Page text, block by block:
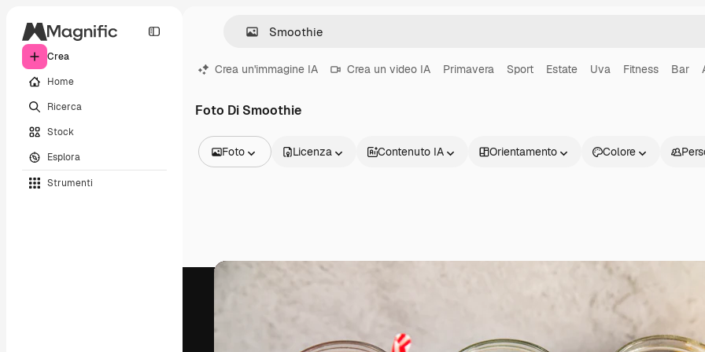
Crea
Home
Ricerca
Stock
Esplora
Strumenti
Crea un'immagine IA Crea un video IA Primavera Sport Estate Uva Fitness Bar
Foto Di Smoothie
Foto
Video
Modelli 3D
Licenza Contenuto IA Orientamento Colore
Prodotti Inizia